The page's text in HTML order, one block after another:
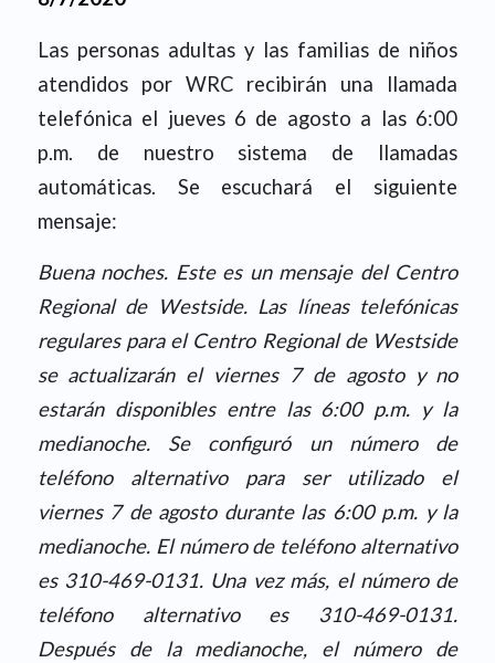
Las personas adultas y las familias de niños
atendidos por WRC recibirán una llamada
telefónica el jueves 6 de agosto a las 6:00
p.m. de nuestro sistema de llamadas
automáticas. Se escuchará el siguiente
mensaje:
Buena noches. Este es un mensaje del Centro
Regional de Westside. Las líneas telefónicas
regulares para el Centro Regional de Westside
se actualizarán el viernes 7 de agosto y no
estarán disponibles entre las 6:00 p.m. y la
medianoche. Se configuró un número de
teléfono alternativo para ser utilizado el
viernes 7 de agosto durante las 6:00 p.m. y la
medianoche. El número de teléfono alternativo
es 310-469-0131. Una vez más, el número de
teléfono alternativo es 310-469-0131.
Después de la medianoche, el número de